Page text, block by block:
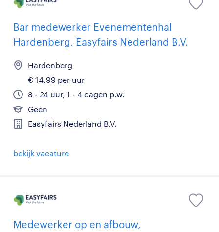
Bar medewerker Evenementenhal
Hardenberg, Easyfairs Nederland B.V.
Hardenberg
€ 14,99 per uur
8 - 24 uur, 1 - 4 dagen p.w.
Geen
Easyfairs Nederland B.V.
bekijk vacature
Medewerker op en afbouw,